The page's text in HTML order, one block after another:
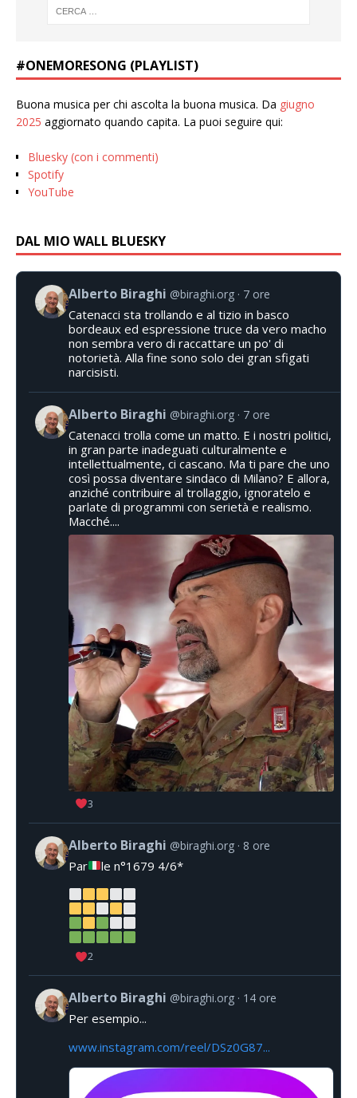
#ONEMORESONG (PLAYLIST)
Buona musica per chi ascolta la buona musica. Da giugno
2025 aggiornato quando capita. La puoi seguire qui:
Bluesky (con i commenti)
Spotify
YouTube
DAL MIO WALL BLUESKY
Alberto Biraghi @biraghi.org 7 ore
Catenacci sta trollando e al tizio in basco
bordeaux ed espressione truce da vero macho
non sembra vero di raccattare un po' di
notorietà. Alla fine sono solo dei gran sfigati
narcisisti.
Alberto Biraghi @biraghi.org 7 ore
Catenacci trolla come un matto. E i nostri politici,
in gran parte inadeguati culturalmente e
intellettualmente, ci cascano. Ma ti pare che uno
così possa diventare sindaco di Milano? E allora,
anziché contribuire al trollaggio, ignoratelo e
parlate di programmi con serietà e realismo.
Macché....
3
Alberto Biraghi @biraghi.org 8 ore
Par le n°1679 4/6*
2
Alberto Biraghi @biraghi.org 14 ore
Per esempio...
www.instagram.com/reel/DSz0G87...